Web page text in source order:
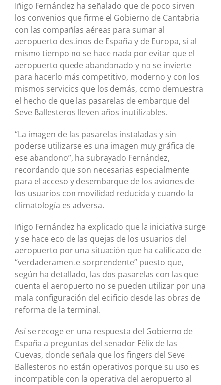
Iñigo Fernández ha señalado que de poco sirven
los convenios que firme el Gobierno de Cantabria
con las compañías aéreas para sumar al
aeropuerto destinos de España y de Europa, si al
mismo tiempo no se hace nada por evitar que el
aeropuerto quede abandonado y no se invierte
para hacerlo más competitivo, moderno y con los
mismos servicios que los demás, como demuestra
el hecho de que las pasarelas de embarque del
Seve Ballesteros lleven años inutilizables.
“La imagen de las pasarelas instaladas y sin
poderse utilizarse es una imagen muy gráfica de
ese abandono”, ha subrayado Fernández,
recordando que son necesarias especialmente
para el acceso y desembarque de los aviones de
los usuarios con movilidad reducida y cuando la
climatología es adversa.
Iñigo Fernández ha explicado que la iniciativa surge
y se hace eco de las quejas de los usuarios del
aeropuerto por una situación que ha calificado de
“verdaderamente sorprendente” puesto que,
según ha detallado, las dos pasarelas con las que
cuenta el aeropuerto no se pueden utilizar por una
mala configuración del edificio desde las obras de
reforma de la terminal.
Así se recoge en una respuesta del Gobierno de
España a preguntas del senador Félix de las
Cuevas, donde señala que los fingers del Seve
Ballesteros no están operativos porque su uso es
incompatible con la operativa del aeropuerto al